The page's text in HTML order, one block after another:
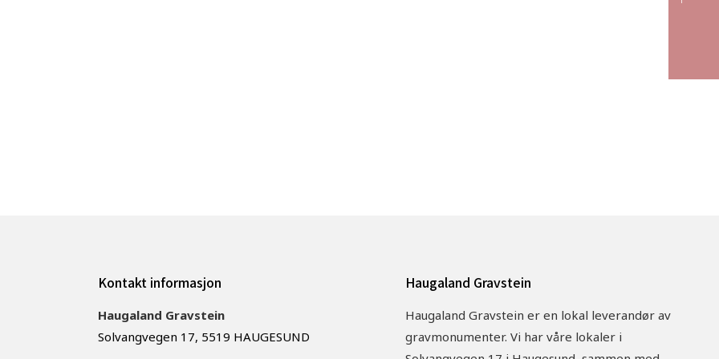
Kontakt informasjon
Haugaland Gravstein
Solvangvegen 17, 5519 HAUGESUND
Haugaland Gravstein
Haugaland Gravstein er en lokal leverandør av
gravmonumenter. Vi har våre lokaler i